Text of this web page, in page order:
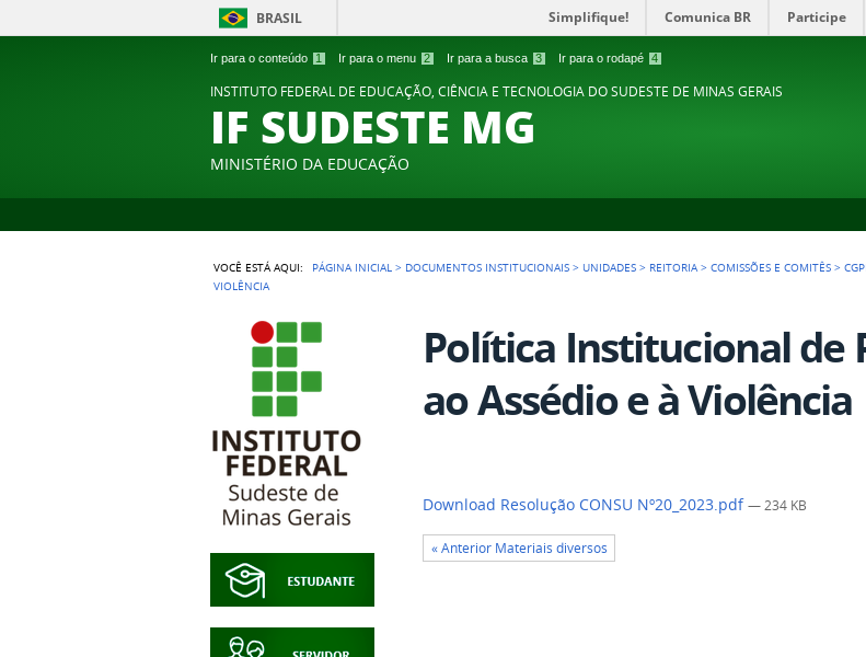
Ir para o conteúdo 1 Ir para o menu 2 Ir para a busca 3 Ir para o rodapé 4
BRASIL Simplifique! Comunica BR Participe
INSTITUTO FEDERAL DE EDUCAÇÃO, CIÊNCIA E TECNOLOGIA DO SUDESTE DE MINAS GERAIS
IF SUDESTE MG
MINISTÉRIO DA EDUCAÇÃO
VOCÊ ESTÁ AQUI: PÁGINA INICIAL > DOCUMENTOS INSTITUCIONAIS > UNIDADES > REITORIA >COMISSÕES E COMITÊS >CGPI
VIOLÊNCIA
Política Institucional de
ao Assédio e à Violência
Download Resolução CONSU Nº20_2023.pdf— 234 KB
« Anterior Materiais diversos